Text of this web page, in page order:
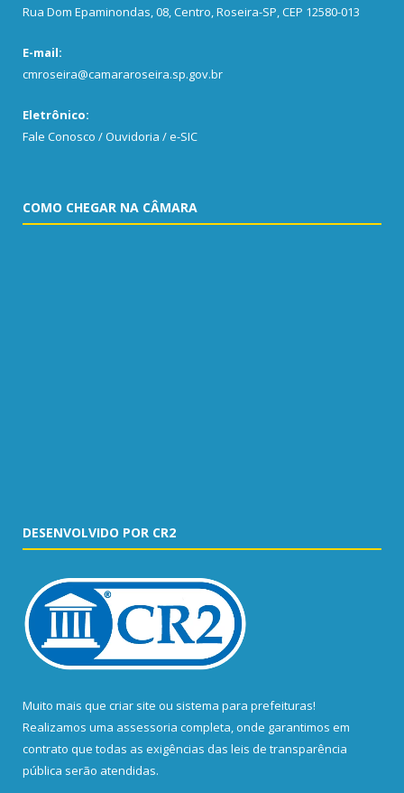
Rua Dom Epaminondas, 08, Centro, Roseira-SP, CEP 12580-013
E-mail:
cmroseira@camararoseira.sp.gov.br
Eletrônico:
Fale Conosco / Ouvidoria / e-SIC
COMO CHEGAR NA CÂMARA
DESENVOLVIDO POR CR2
Muito mais que criar site ou sistema para prefeituras!
Realizamos uma assessoria completa, onde garantimos em
contrato que todas as exigências das leis de transparência
pública serão atendidas.